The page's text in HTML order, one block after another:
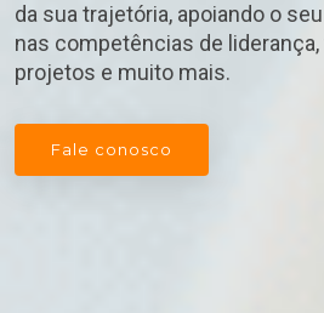
da sua trajetória, apoiando o
nas competências de
projetos e muito mais.
Fale conosco